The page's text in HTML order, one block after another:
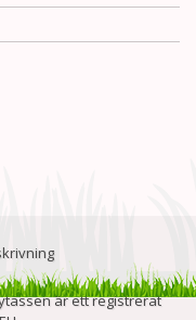
är ett registrerat